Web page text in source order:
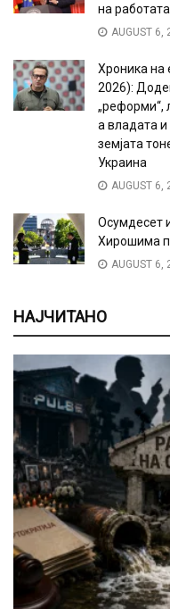
на
AUGUST 6,
Хроника на
2026):
„реформи“,
а владата и
земјата
Украина
AUGUST 6,
Осумдесет
Хирошима
AUGUST 6,
НАЈЧИТАНО